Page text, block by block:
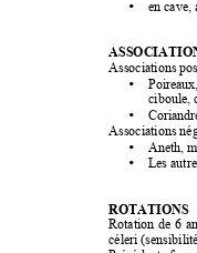
• en cave,
Associations
•
ciboule,
•
Associations
• Aneth,
• Les
ROTATIONS
Rotation de 6
céleri